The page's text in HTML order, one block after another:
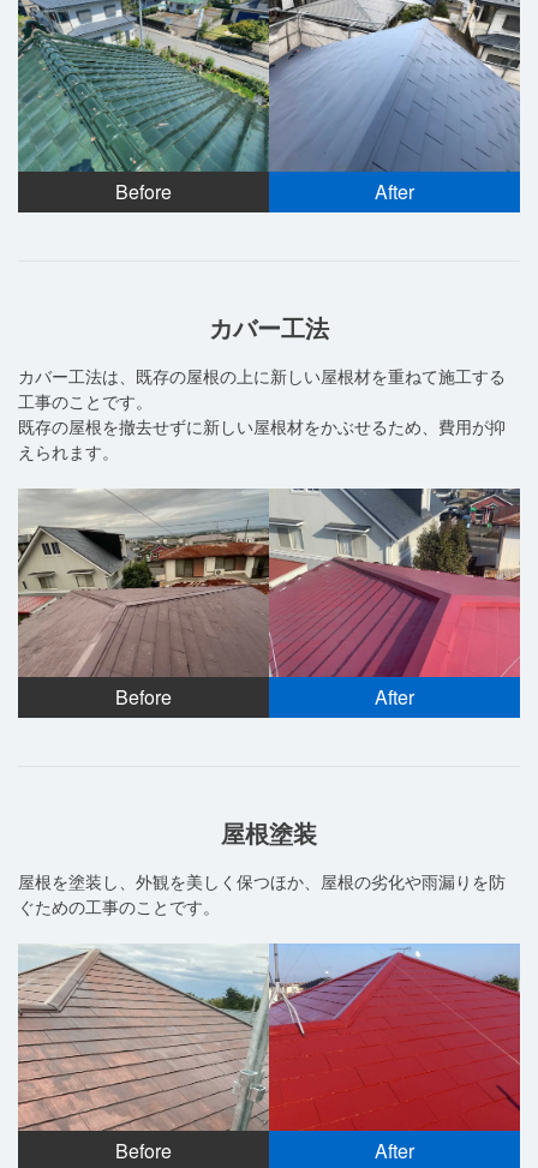
Before After
カバー工法
カバー工法は、既存の屋根の上に新しい屋根材を重ねて施工する
工事のことです。
既存の屋根を撤去せずに新しい屋根材をかぶせるため、費用が抑
えられます。
Before After
屋根塗装
屋根を塗装し、外観を美しく保つほか、屋根の劣化や雨漏りを防
ぐための工事のことです。
Before After